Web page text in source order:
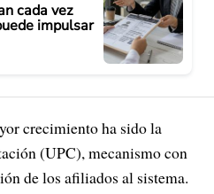
cada vez
impulsar
crecimiento ha sido la
(UPC), mecanismo con
de los afiliados al sistema.